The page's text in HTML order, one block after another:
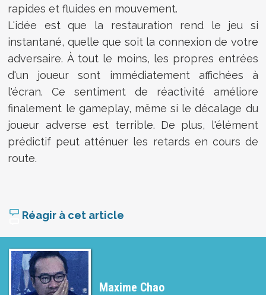
rapides et fluides en mouvement.
L'idée est que la restauration rend le jeu si
instantané, quelle que soit la connexion de votre
adversaire. À tout le moins, les propres entrées
d'un joueur sont immédiatement affichées à
l'écran. Ce sentiment de réactivité améliore
finalement le gameplay, même si le décalage du
joueur adverse est terrible. De plus, l'élément
prédictif peut atténuer les retards en cours de
route.
Réagir à cet article
Maxime Chao